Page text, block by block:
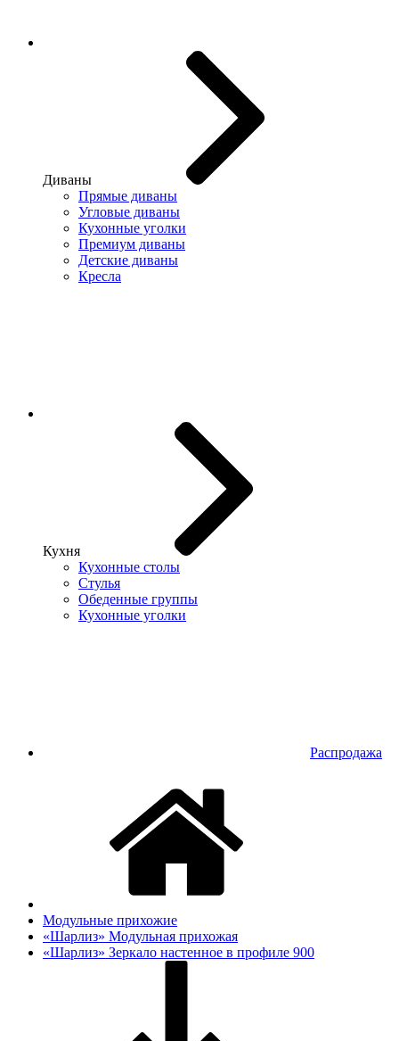
Диваны
Прямые диваны
Угловые диваны
Кухонные уголки
Премиум диваны
Детские диваны
Кресла
Кухня
Кухонные столы
Стулья
Обеденные группы
Кухонные уголки
Распродажа
Модульные прихожие
«Шарлиз» Модульная прихожая
«Шарлиз» Зеркало настенное в профиле 900